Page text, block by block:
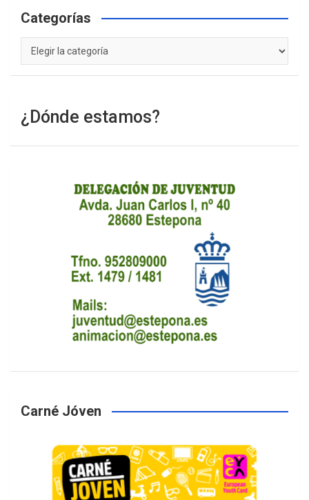
Categorías
Categorías
¿Dónde estamos?
Carné Jóven